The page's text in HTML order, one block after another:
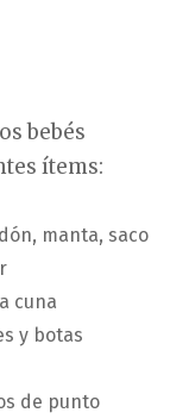
bebés
ítems:
manta, saco
cuna
y botas
de punto